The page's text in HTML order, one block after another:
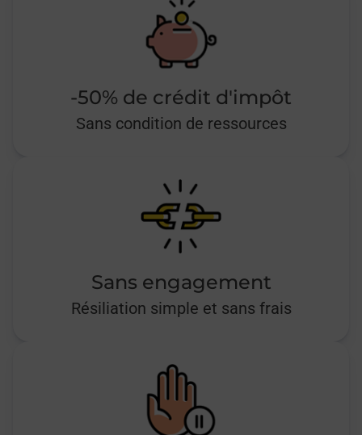
-50% de crédit d'impôt
Sans condition de ressources
Sans engagement
Résiliation simple et sans frais